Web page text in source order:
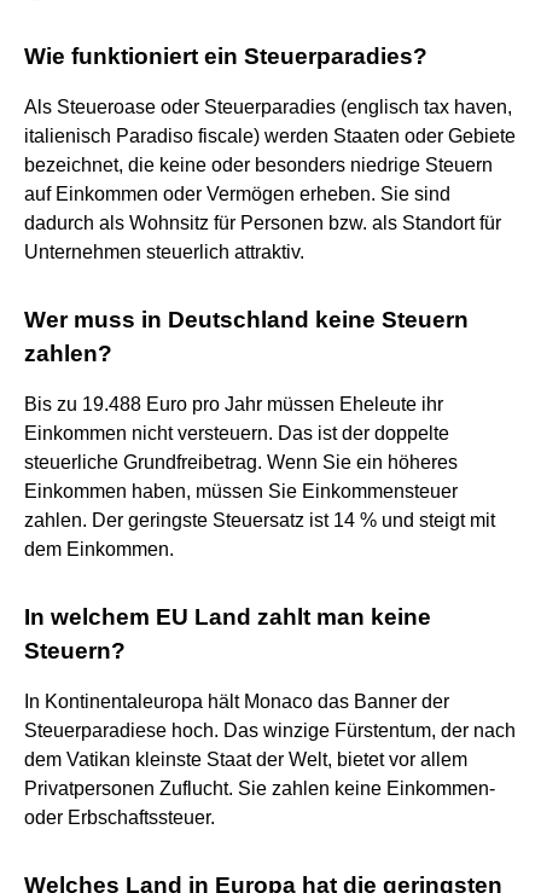
Wie funktioniert ein Steuerparadies?
Als Steueroase oder Steuerparadies (englisch tax haven,
italienisch Paradiso fiscale) werden Staaten oder Gebiete
bezeichnet, die keine oder besonders niedrige Steuern
auf Einkommen oder Vermögen erheben. Sie sind
dadurch als Wohnsitz für Personen bzw. als Standort für
Unternehmen steuerlich attraktiv.
Wer muss in Deutschland keine Steuern
zahlen?
Bis zu 19.488 Euro pro Jahr müssen Eheleute ihr
Einkommen nicht versteuern. Das ist der doppelte
steuerliche Grundfreibetrag. Wenn Sie ein höheres
Einkommen haben, müssen Sie Einkommensteuer
zahlen. Der geringste Steuersatz ist 14 % und steigt mit
dem Einkommen.
In welchem EU Land zahlt man keine
Steuern?
In Kontinentaleuropa hält Monaco das Banner der
Steuerparadiese hoch. Das winzige Fürstentum, der nach
dem Vatikan kleinste Staat der Welt, bietet vor allem
Privatpersonen Zuflucht. Sie zahlen keine Einkommen-
oder Erbschaftssteuer.
Welches Land in Europa hat die geringsten